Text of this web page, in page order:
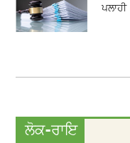
ਪਲਾਹੀ
ਲੋਕ-ਰਾਇ